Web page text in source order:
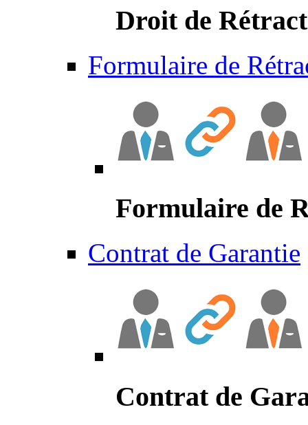
Droit de
Formulaire de
Formulaire de
Contrat de Garantie
Contrat de